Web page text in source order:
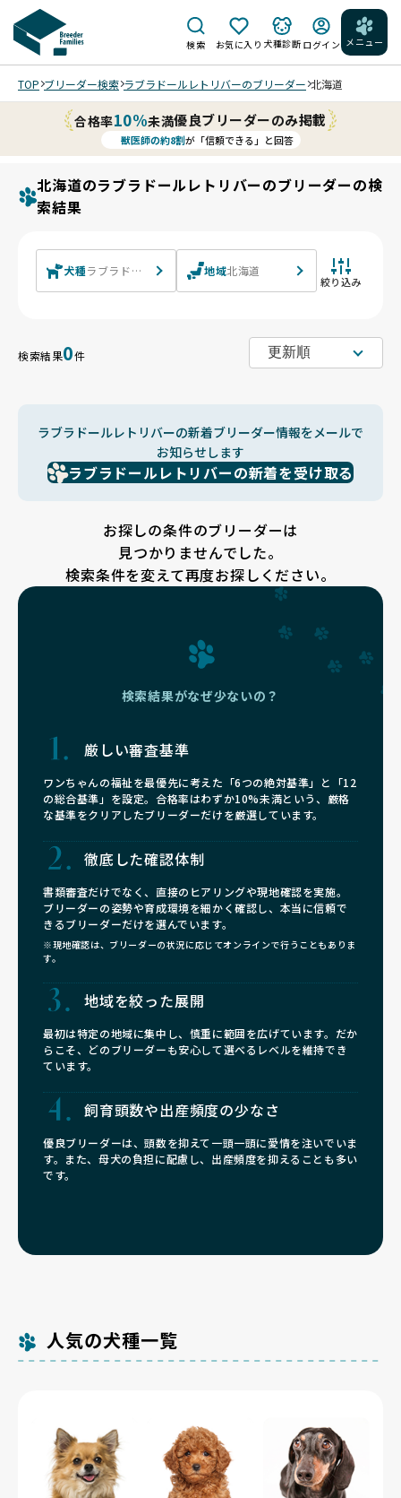
検索 お気に入り 犬種診断 ログイン メニュー
TOP ブリーダー検索 ラブラドールレトリバーのブリーダー 北海道
合格率10%未満優良ブリーダーのみ掲載
獣医師の約8割が「信頼できる」と回答
北海道のラブラドールレトリバーのブリーダーの検
索結果
犬種ラブラドールレトリバー地域北海道
絞り込み
検索結果0件
ラブラドールレトリバーの新着ブリーダー情報をメールで
お知らせします
ラブラドールレトリバーの新着を受け取る
お探しの条件のブリーダーは
見つかりませんでした。
検索条件を変えて再度お探しください。
検索結果がなぜ少ないの？
厳しい審査基準
ワンちゃんの福祉を最優先に考えた「6つの絶対基準」と「12
の総合基準」を設定。合格率はわずか10%未満という、厳格
な基準をクリアしたブリーダーだけを厳選しています。
徹底した確認体制
書類審査だけでなく、直接のヒアリングや現地確認を実施。
ブリーダーの姿勢や育成環境を細かく確認し、本当に信頼で
きるブリーダーだけを選んでいます。
※現地確認は、ブリーダーの状況に応じてオンラインで行うこともありま
す。
地域を絞った展開
最初は特定の地域に集中し、慎重に範囲を広げています。だか
らこそ、どのブリーダーも安心して選べるレベルを維持でき
ています。
飼育頭数や出産頻度の少なさ
優良ブリーダーは、頭数を抑えて一頭一頭に愛情を注いでいま
す。また、母犬の負担に配慮し、出産頻度を抑えることも多い
です。
人気の犬種一覧